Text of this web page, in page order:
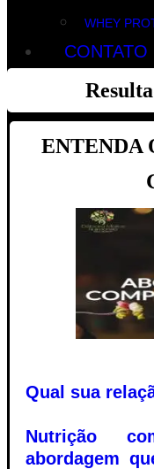
WHEY
CONTATO
ENTENDA
Qual sua
Nutrição
abordagem